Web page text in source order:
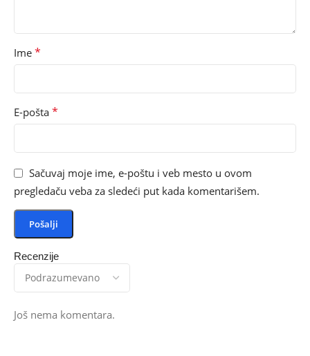
Recenzije
Još nema komentara.
Ime *
E-pošta *
Sačuvaj moje ime, e-poštu i veb mesto u ovom
pregledaču veba za sledeći put kada komentarišem.